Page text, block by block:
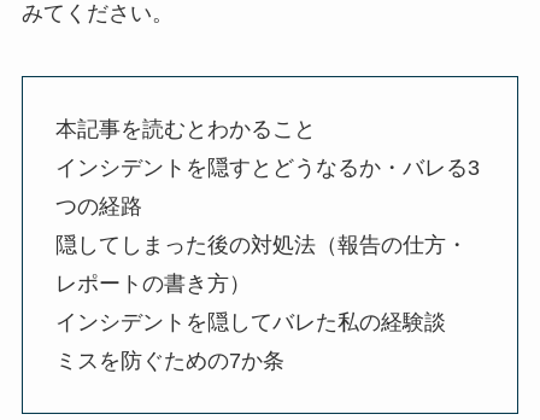
みてください。
本記事を読むとわかること
インシデントを隠すとどうなるか・バレる3
つの経路
隠してしまった後の対処法（報告の仕方・
レポートの書き方）
インシデントを隠してバレた私の経験談
ミスを防ぐための7か条